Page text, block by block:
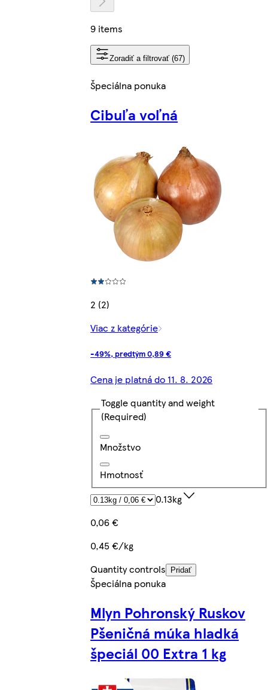
9 items
Zoradiť a filtrovať (67)
Špeciálna ponuka
Cibuľa voľná
2 (2)
Viac z kategórie
-49%, predtým 0,89 €
Cena je platná do 11. 8. 2026
Toggle quantity and weight
(Required)
Množstvo
Hmotnosť
0.13kg
0,06 €
0,45 €/kg
Quantity controls
Pridať
Špeciálna ponuka
Mlyn Pohronský Ruskov
Pšeničná múka hladká
špeciál 00 Extra 1 kg